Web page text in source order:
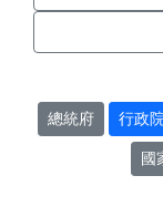
總統府 行政院
國